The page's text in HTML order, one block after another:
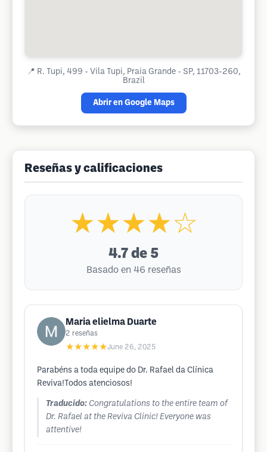
📍 R. Tupi, 499 - Vila Tupi, Praia Grande - SP, 11703-260,
Brazil
Abrir en Google Maps
Reseñas y calificaciones
★★★★☆
4.7 de 5
Basado en 46 reseñas
Maria elielma Duarte
2 reseñas
★★★★★June 26, 2025
Parabéns a toda equipe do Dr. Rafael da Clínica
Reviva!Todos atenciosos!
Traducido: Congratulations to the entire team of
Dr. Rafael at the Reviva Clinic! Everyone was
attentive!